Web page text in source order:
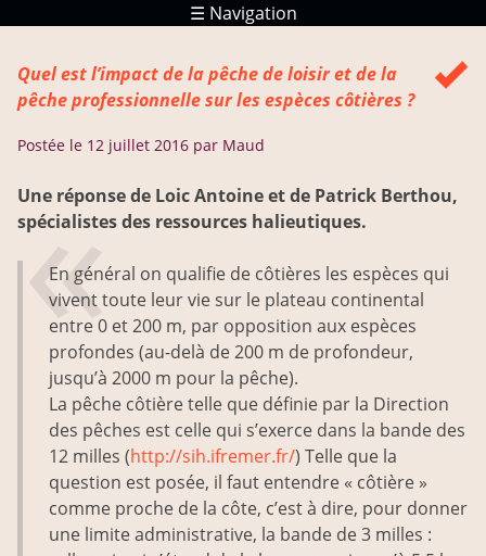
☰ Navigation
Ressources
Quel est l’impact de la pêche de loisir et de la
pêche professionnelle sur les espèces côtières ?
Postée le 12 juillet 2016 par Maud
Une réponse de Loic Antoine et de Patrick Berthou,
spécialistes des ressources halieutiques.
En général on qualifie de côtières les espèces qui
vivent toute leur vie sur le plateau continental
entre 0 et 200 m, par opposition aux espèces
profondes (au­-delà de 200 m de profondeur,
jusqu’à 2000 m pour la pêche).
La pêche côtière telle que définie par la Direction
des pêches est celle qui s’exerce dans la bande des
12 milles (http://sih.ifremer.fr/) Telle que la
question est posée, il faut entendre « côtière »
comme proche de la côte, c’est à dire, pour donner
une limite administrative, la bande de 3 milles :